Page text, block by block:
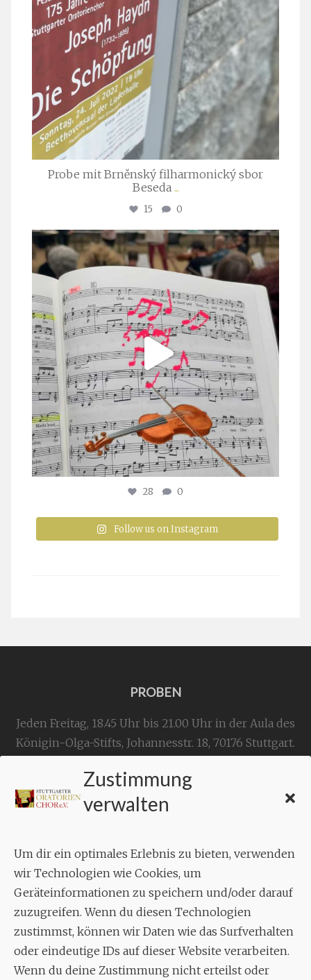
Zustimmung
verwalten
Um dir ein optimales Erlebnis zu bieten, verwenden
wir Technologien wie Cookies, um
Geräteinformationen zu speichern und/oder darauf
zuzugreifen. Wenn du diesen Technologien
zustimmst, können wir Daten wie das Surfverhalten
oder eindeutige IDs auf dieser Website verarbeiten.
Wenn du deine Zustimmung nicht erteilst oder
Probe mit Brněnský filharmonický sbor
Beseda ...
15 0
stuttgarter_oratorienchor
Juli 23
28 0
Follow us on Instagram
PROBEN
Jeden Freitag, 18.45 Uhr bis 21.00 Uhr in der Aula des
Königin-Olga-Stifts, Johannesstr. 18, 70176 Stuttgart.
KONTAKT
Geschäftsstelle:
Aixheimer Str. 18
70619 Stuttgart
MUSIK
Musikalischer Leiter:
Enrico Trummer